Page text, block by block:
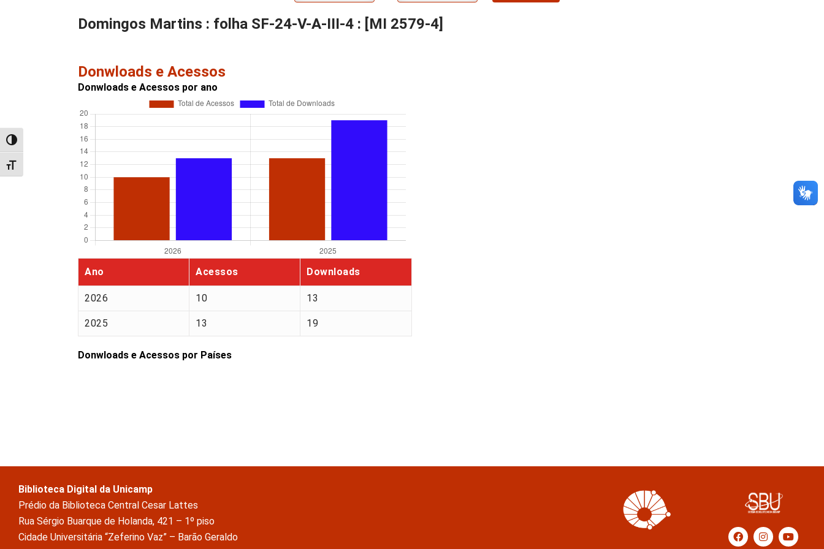
Alternar alto contraste
Alternar tamanho da fonte
Domingos Martins : folha SF-24-V-A-III-4 : [MI 2579-4]
Donwloads e Acessos
Donwloads e Acessos por ano
Ano Acessos Downloads
2026 10 13
2025 13 19
Donwloads e Acessos por Países
Biblioteca Digital da Unicamp
Prédio da Biblioteca Central Cesar Lattes
Rua Sérgio Buarque de Holanda, 421 – 1º piso
Cidade Universitária “Zeferino Vaz” – Barão Geraldo